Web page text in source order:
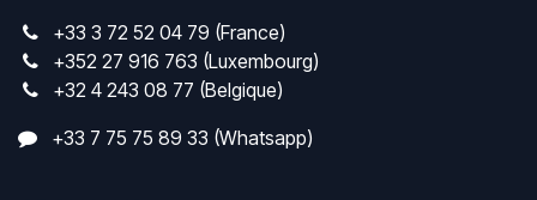
+33 3 72 52 04 79 (France)
+352 27 916 763 (Luxembourg)
+32 4 243 08 77 (Belgique)
+33 7 75 75 89 33 (Whatsapp)